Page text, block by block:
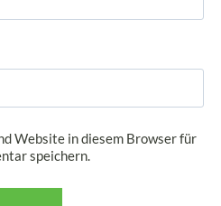
Website in diesem Browser für
speichern.